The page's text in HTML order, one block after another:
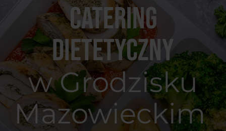
Catering
dietetyczny
w Grodzisku
Mazowieckim